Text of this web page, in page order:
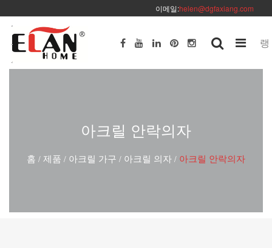
이메일:helen@dgfaxiang.com
랭
아크릴 안락의자
홈 / 제품 / 아크릴 가구 / 아크릴 의자 / 아크릴 안락의자